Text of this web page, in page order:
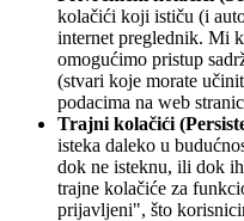
kolačići koji ističu (i
internet preglednik. Mi
omogućimo pristup
(stvari koje morate
podacima na web
Trajni kolačići
isteka daleko u
dok ne isteknu, ili dok
trajne kolačiće za
prijavljeni", što